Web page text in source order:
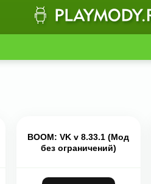
BOOM: VK v 8.33.1 (Мод
без ограничений)